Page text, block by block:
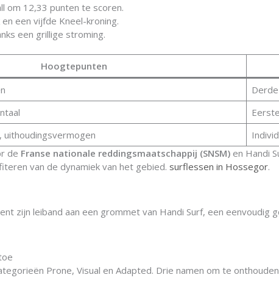
om 12,33 punten te scoren.
een vijfde Kneel-kroning.
een grillige stroming.
Hoogtepunten
uithoudingsvermogen
de Franse nationale reddingsmaatschappij (SNSM) en Handi
van de dynamiek van het gebied. surflessen in Hossegor.
zijn leiband aan een grommet van Handi Surf, een eenvoudig
Prone, Visual en Adapted. Drie namen om te